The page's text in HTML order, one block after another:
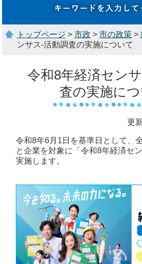
トップページ > 市政 > 市の政策>
ンサス-活動調査の実施について
令和8年経済セン
査の実施に
更
令和8年6月1日を基準日として、
と企業を対象に「令和8年経済セ
実施します。